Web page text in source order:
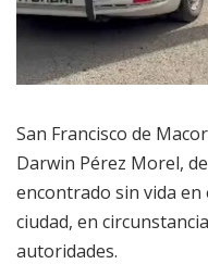
San Francisco de
Darwin Pérez Morel,
encontrado sin vida en
ciudad, en
autoridades.